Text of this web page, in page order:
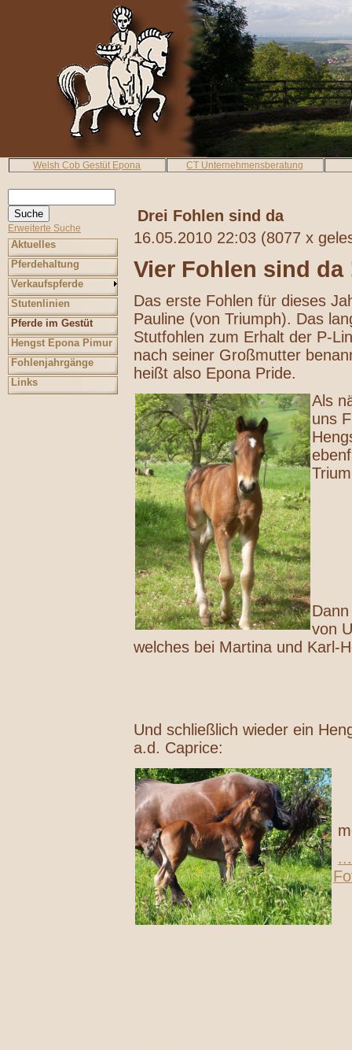
Welsh Cob Gestüt Epona CT Unternehmensberatung
Erweiterte Suche
Aktuelles
Pferdehaltung
Verkaufspferde
Stutenlinien
Pferde im Gestüt
Hengst Epona Pimur
Fohlenjahrgänge
Links
Drei Fohlen sind da
16.05.2010 22:03 (8077 x
Vier Fohlen sind da
Das erste Fohlen für dieses
Pauline (von Triumph). Das
Stutfohlen zum Erhalt der P-
nach seiner Großmutter
heißt also Epona Pride.
Als
uns
von
welches bei Martina und Karl-
Und schließlich wieder ein
a.d. Caprice: